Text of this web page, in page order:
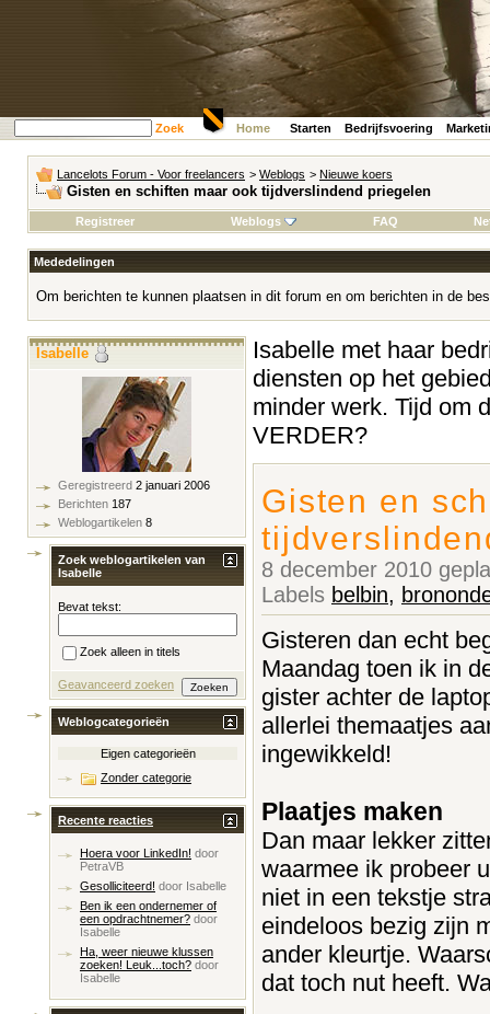
Zoek Home Starten Bedrijfsvoering
Lancelots Forum - Voor freelancers > Weblogs > Nieuwe koers
Gisten en schiften maar ook tijdverslindend priegelen
Registreer Weblogs FAQ
Mededelingen
Om berichten te kunnen plaatsen in dit forum en om berichten in de
Isabelle met haar
diensten op het
minder werk. Tijd om
VERDER?
Gisten en
8 december 2010
Labels belbin,
Gisteren dan echt
Maandag toen ik in
gister achter de
allerlei themaatjes
ingewikkeld!
Plaatjes maken
Dan maar lekker
waarmee ik probeer
niet in een tekstje
eindeloos bezig zijn
ander kleurtje.
dat toch nut heeft.
Isabelle
Geregistreerd 2 januari 2006
Berichten 187
Weblogartikelen 8
Zoek weblogartikelen van
Isabelle
Bevat tekst:
Zoek alleen in titels
Geavanceerd zoeken
Weblogcategorieën
Eigen categorieën
Zonder categorie
Recente reacties
Hoera voor LinkedIn! door
PetraVB
Gesolliciteerd! door Isabelle
Ben ik een ondernemer of
een opdrachtnemer? door
Isabelle
Ha, weer nieuwe klussen
zoeken! Leuk...toch? door
Isabelle